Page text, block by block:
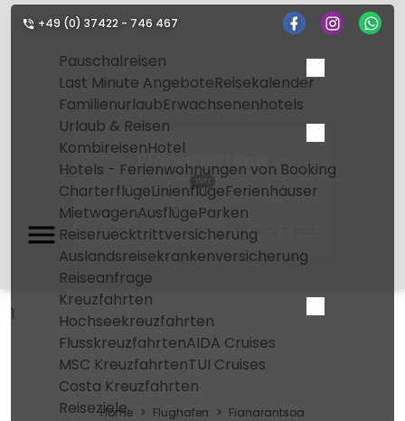
+49 (0) 37422 - 746 467
Pauschalreisen
Last Minute AngeboteReisekalender
FamilienurlaubErwachsenenhotels
Urlaub & Reisen
KombireisenHotel
Hotels - Ferienwohnungen von Booking
CharterflügeLinienflügeFerienhäuser
MietwagenAusflügeParken
Reiseruecktrittversicherung
Auslandsreisekrankenversicherung
Reiseanfrage
Kreuzfahrten
Hochseekreuzfahrten
FlusskreuzfahrtenAIDA Cruises
MSC KreuzfahrtenTUI Cruises
Costa Kreuzfahrten
Reiseziele
Fianarantsoa
WFI
Home Flughafen Fianarantsoa
1
Home Flughafen Fianarantsoa